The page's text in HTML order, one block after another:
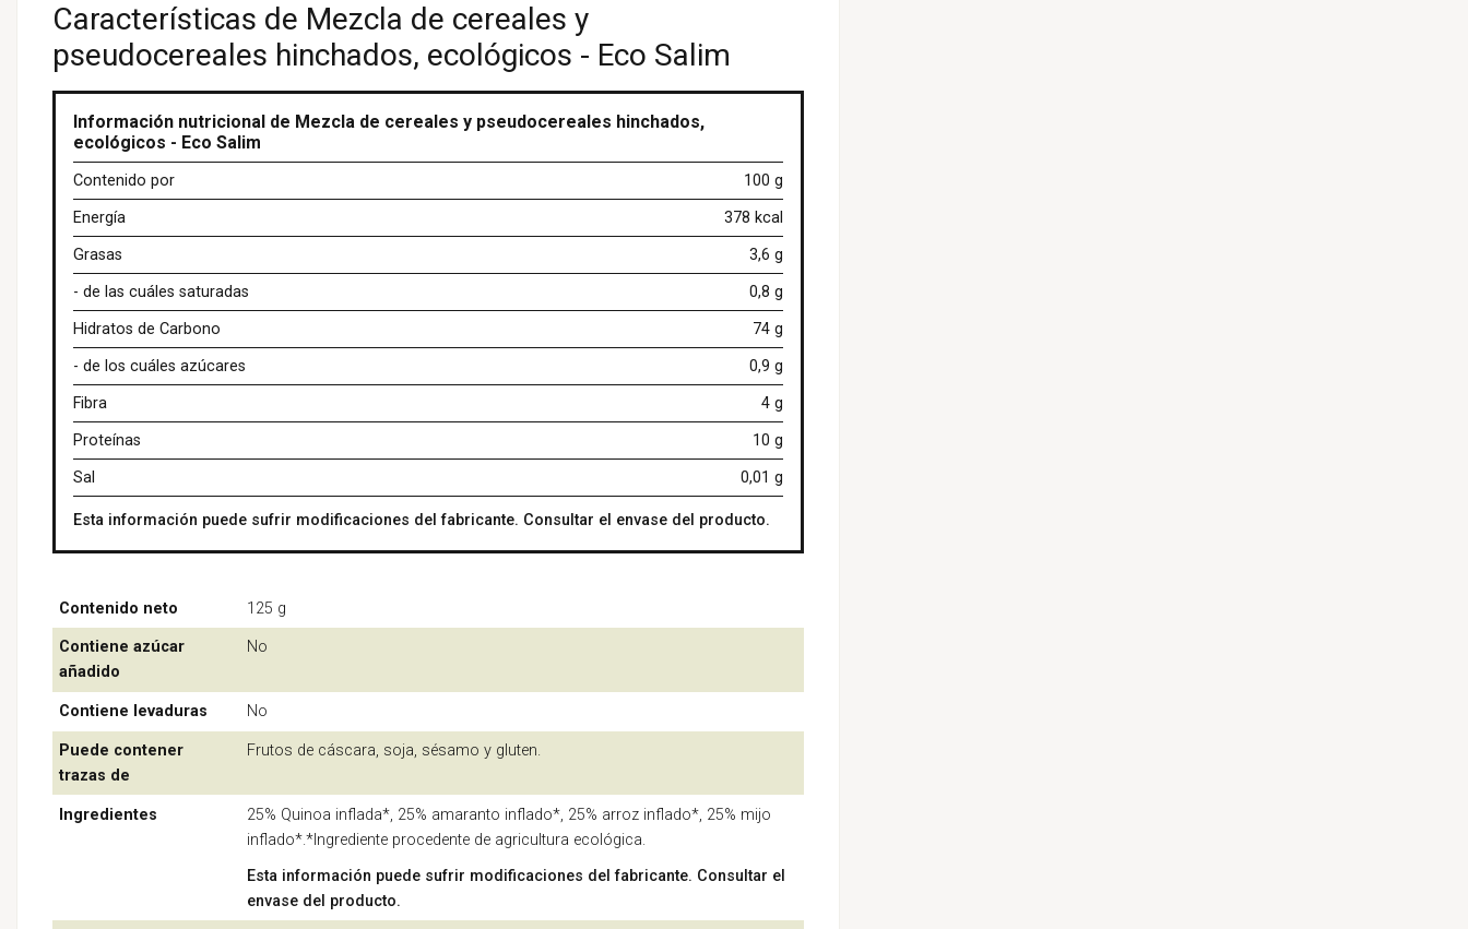
Características de Mezcla de cereales y
pseudocereales hinchados, ecológicos - Eco Salim
Información nutricional de Mezcla de cereales y pseudocereales hinchados,
ecológicos - Eco Salim
Contenido por
100 g
Energía
378 kcal
Grasas
3,6 g
- de las cuáles saturadas
0,8 g
Hidratos de Carbono
74 g
- de los cuáles azúcares
0,9 g
Fibra
4 g
Proteínas
10 g
Sal
0,01 g
Esta información puede sufrir modificaciones del fabricante. Consultar el envase del producto.
Contenido neto 125 g
Contiene azúcar
añadido
No
Contiene levaduras No
Puede contener
trazas de
Frutos de cáscara, soja, sésamo y gluten.
Ingredientes
25% Quinoa inflada*, 25% amaranto inflado*, 25% arroz inflado*, 25% mijo
inflado*.*Ingrediente procedente de agricultura ecológica.
Esta información puede sufrir modificaciones del fabricante. Consultar el
envase del producto.